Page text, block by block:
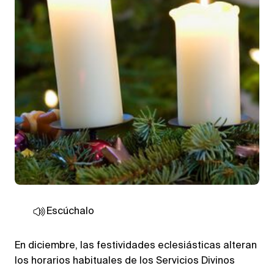
Escúchalo
En diciembre, las festividades eclesiásticas alteran
los horarios habituales de los Servicios Divinos